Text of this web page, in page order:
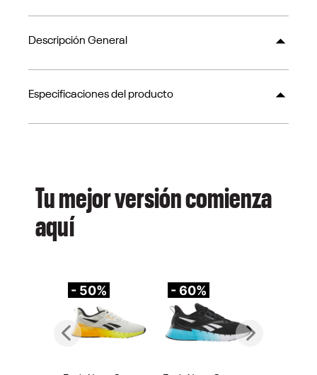
Descripción General
Especificaciones del producto
Tu mejor versión comienza
aquí
- 50% - 60%
Previous